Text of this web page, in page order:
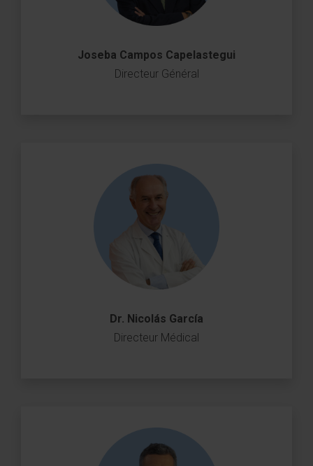
Joseba Campos Capelastegui
Directeur Général
Dr. Nicolás García
Directeur Médical